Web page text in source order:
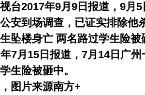
台2017年9月9日报道，9月
安到场调查，已证实排除他
坠楼身亡 两名路过学生险被
7月15日报道，7月14日广
生险被砸中。
图片来源南方+